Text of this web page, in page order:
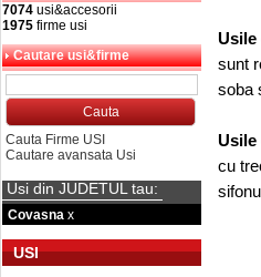
7074 usi&accesorii
1975 firme usi
Cautare usi&firme
Cauta Firme USI
Cautare avansata Usi
Usi din JUDETUL tau:
Covasna x
USI
Usile
sunt
soba
Usile
cu